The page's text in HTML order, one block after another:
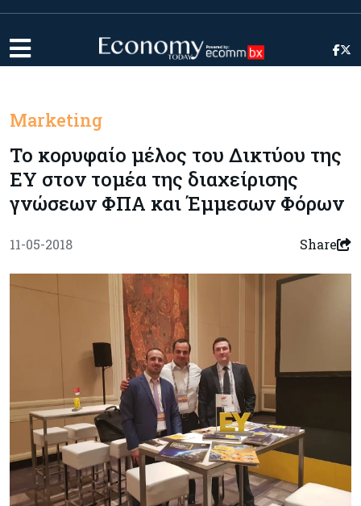
Marketing
Το κορυφαίο μέλος του Δικτύου της
ΕΥ στον τομέα της διαχείρισης
γνώσεων ΦΠΑ και Έμμεσων Φόρων
11-05-2018 Share